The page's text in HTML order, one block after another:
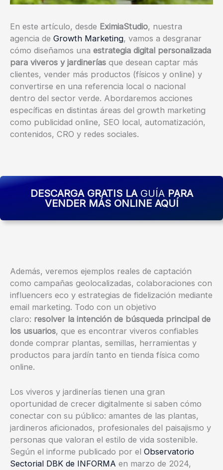
En este artículo, desde EximiaStudio, nuestra
agencia de Growth Marketing, vamos a desgranar
cómo diseñamos una estrategia digital personalizada
para viveros y jardinerías que desean captar más
clientes, vender más productos (físicos y online) y
convertirse en una referencia local o nacional
dentro del sector verde. Abordaremos acciones
específicas en distintas áreas del growth marketing
como publicidad online, SEO local, automatización,
contenidos, CRO y redes sociales.
DESCARGA GRATIS LA GUÍAPARA
VENDER MÁS ONLINE AQUÍ
Además, veremos ejemplos reales de captación
como campañas geolocalizadas, colaboraciones con
influencers eco y estrategias de fidelización mediante
email marketing. Todo con un objetivo
claro: resolver la intención de búsqueda principal de
los usuarios, que es encontrar viveros confiables
donde comprar plantas, semillas, herramientas y
productos para jardín tanto en tienda física como
online.
Los viveros y jardinerías tienen una gran
oportunidad de crecer digitalmente si saben cómo
conectar con su público: amantes de las plantas,
jardineros aficionados, profesionales del paisajismo y
personas que valoran el estilo de vida sostenible.
Según el informe publicado por el Observatorio
Sectorial DBK de INFORMA en marzo de 2024,